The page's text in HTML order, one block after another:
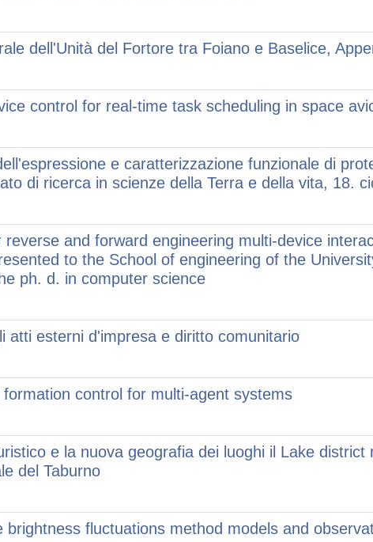
dell'Unità del Fortore tra Foiano e Baselice,
control for real-time task scheduling in space
e caratterizzazione funzionale di
di ricerca in scienze della Terra e della vita, 18.
reverse and forward engineering multi-device
to the School of engineering of the
ph. d. in computer science
atti esterni d'impresa e diritto comunitario
formation control for multi-agent systems
e la nuova geografia dei luoghi il Lake district
del Taburno
brightness fluctuations method models and